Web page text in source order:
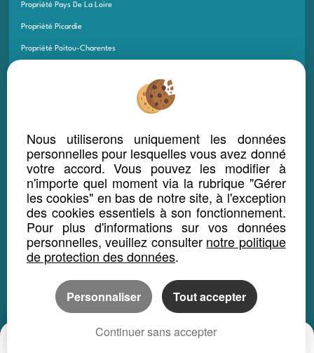
Propriété Pays De La Loire
Propriété Picardie
Propriété Poitou-Charentes
Propriété Martinique
Propriété Guadeloupe
Propriété La Réunion
Propriété Saint-Pierre-et-Miquelon
Propriété Mayotte
Propriété Saint Martin
Propriété Saint-Barthélémy
Propriété Monaco
Propriété Wallis-et-Futuna
Nous utiliserons uniquement les données
personnelles pour lesquelles vous avez donné
votre accord. Vous pouvez les modifier à
n'importe quel moment via la rubrique "Gérer
les cookies" en bas de notre site, à l'exception
des cookies essentiels à son fonctionnement.
Pour plus d'informations sur vos données
personnelles, veuillez consulter notre politique
de protection des données.
Personnaliser Tout accepter
Continuer sans accepter